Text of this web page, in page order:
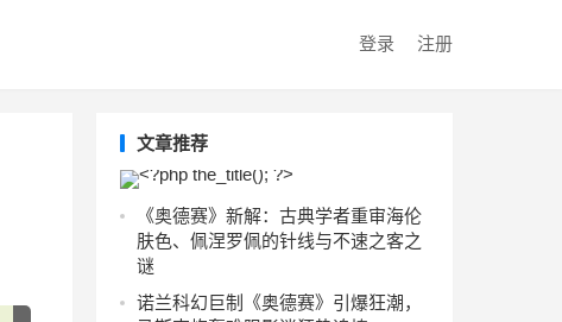
登录 注册
文章推荐
《奥德赛》新解：古典学者重审海伦
肤色、佩涅罗佩的针线与不速之客之
谜
诺兰科幻巨制《奥德赛》引爆狂潮，